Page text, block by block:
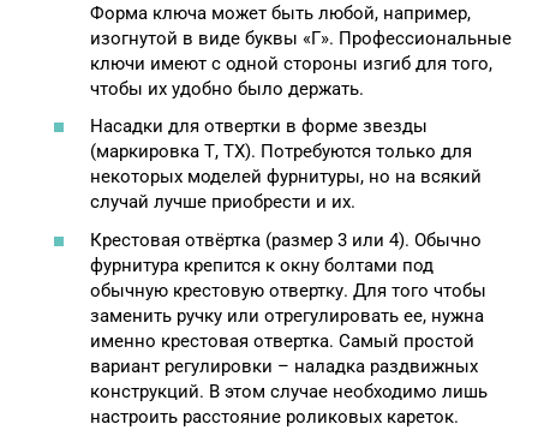
Форма ключа может быть любой, например,
изогнутой в виде буквы «Г». Профессиональные
ключи имеют с одной стороны изгиб для того,
чтобы их удобно было держать.
Насадки для отвертки в форме звезды
(маркировка Т, ТХ). Потребуются только для
некоторых моделей фурнитуры, но на всякий
случай лучше приобрести и их.
Крестовая отвёртка (размер 3 или 4). Обычно
фурнитура крепится к окну болтами под
обычную крестовую отвертку. Для того чтобы
заменить ручку или отрегулировать ее, нужна
именно крестовая отвертка. Самый простой
вариант регулировки – наладка раздвижных
конструкций. В этом случае необходимо лишь
настроить расстояние роликовых кареток.